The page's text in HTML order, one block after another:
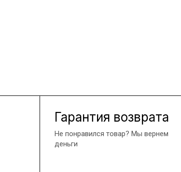
Гарантия возврата
Не понравился товар? Мы вернем
деньги